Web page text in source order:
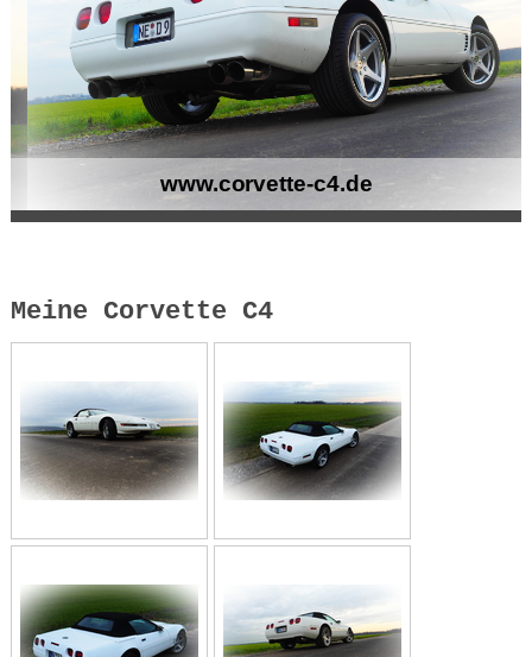
www.corvette-c4.de
Meine Corvette C4